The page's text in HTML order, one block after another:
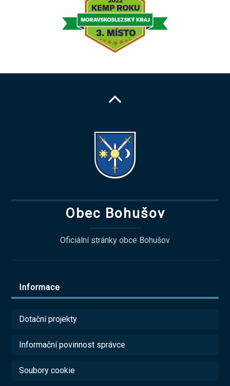
Obec Bohušov
Oficiální stránky obce Bohušov
Informace
Dotační projekty
Informační povinnost správce
Soubory cookie